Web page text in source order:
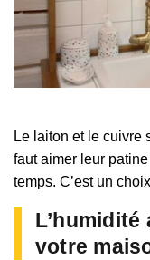
Le laiton et le cuivre
faut aimer leur
temps. C’est un
votre